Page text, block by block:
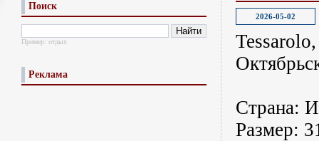
Поиск
Пример: отдых
Реклама
2026-05-02
Страна:
Размер: